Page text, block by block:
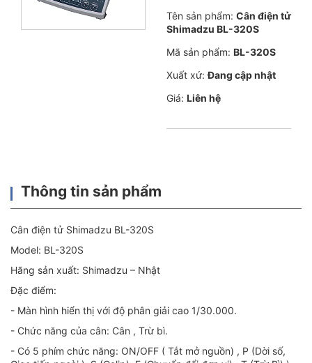
Tên sản phẩm: Cân điện tử
Shimadzu BL-320S
Mã sản phẩm: BL-320S
Xuất xứ: Đang cập nhật
Giá: Liên hệ
Thông tin sản phẩm
Cân điện tử Shimadzu BL-320S
Model: BL-320S
Hãng sản xuất: Shimadzu – Nhật
Đặc điểm:
- Màn hình hiển thị với độ phân giải cao 1/30.000.
- Chức năng của cân: Cân , Trừ bì.
- Có 5 phím chức năng: ON/OFF ( Tắt mở nguồn) , P (Dời số,